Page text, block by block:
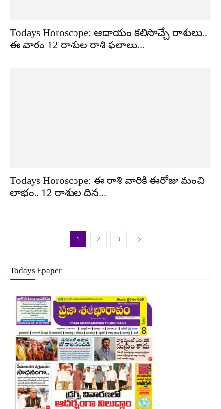
Todays Horoscope: ఆదాయం కలిసొచ్చే రాశులు..
ఈ వారం 12 రాశుల రాశి ఫలాలు...
Todays Horoscope: ఈ రాశి వారికి ఈరోజు మంచి
లాభం.. 12 రాశుల దిన...
1 2 3
Todays Epaper